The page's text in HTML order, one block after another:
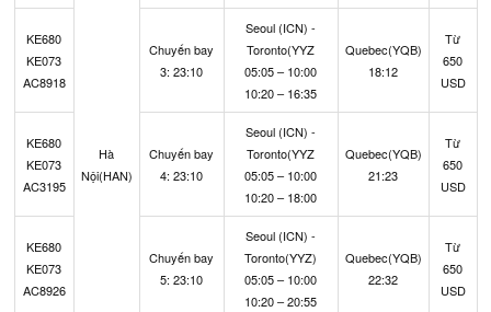
Hà
Nội(HAN)
KE680
KE073
AC8918
Chuyến bay
3: 23:10
Seoul (ICN) -
Toronto(YYZ
05:05 – 10:00
10:20 – 16:35
Quebec(YQB)
18:12
Từ
650
USD
KE680
KE073
AC3195
Chuyến bay
4: 23:10
Seoul (ICN) -
Toronto(YYZ
05:05 – 10:00
10:20 – 18:00
Quebec(YQB)
21:23
Từ
650
USD
KE680
KE073
AC8926
Chuyến bay
5: 23:10
Seoul (ICN) -
Toronto(YYZ)
05:05 – 10:00
10:20 – 20:55
Quebec(YQB)
22:32
Từ
650
USD